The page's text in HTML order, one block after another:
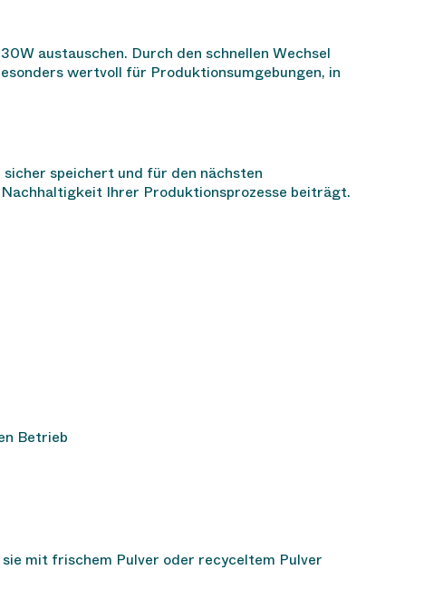
austauschen. Durch den schnellen Wechsel
wertvoll für Produktionsumgebungen, in
speichert und für den nächsten
Ihrer Produktionsprozesse beiträgt.
Betrieb
mit frischem Pulver oder recyceltem Pulver